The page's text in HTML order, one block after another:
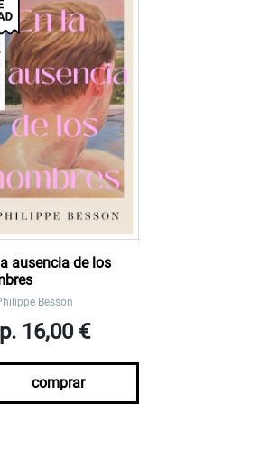
ausencia de los
Besson
16,00 €
comprar